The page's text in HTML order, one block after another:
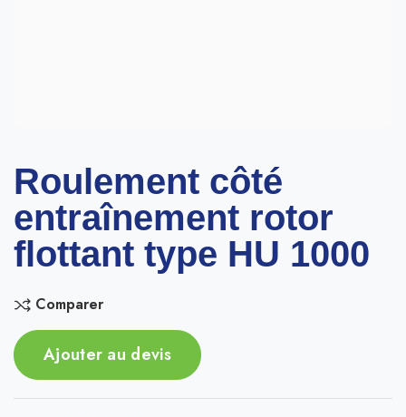
Roulement côté
entraînement rotor
flottant type HU 1000
Comparer
Ajouter au devis